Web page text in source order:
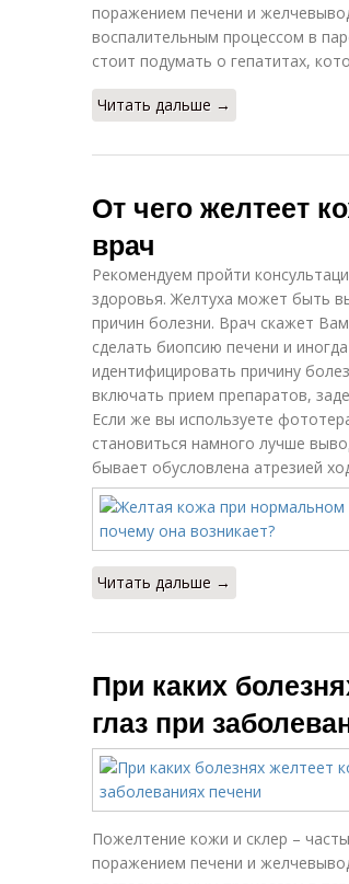
поражением печени и
воспалительным процессом в
стоит подумать о гепатитах,
Читать дальше →
От чего желтеет
врач
Рекомендуем пройти
здоровья. Желтуха может быть
причин болезни. Врач скажет
сделать биопсию печени и
идентифицировать причину
включать прием препаратов,
Если же вы используете
становиться намного лучше
бывает обусловлена атрезией
Читать дальше →
При каких
глаз при
Пожелтение кожи и склер –
поражением печени и